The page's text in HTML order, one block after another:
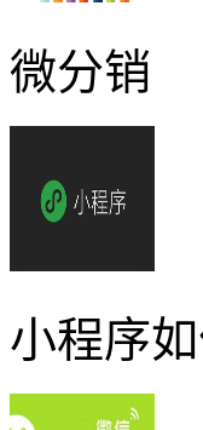
微分销
小程序如